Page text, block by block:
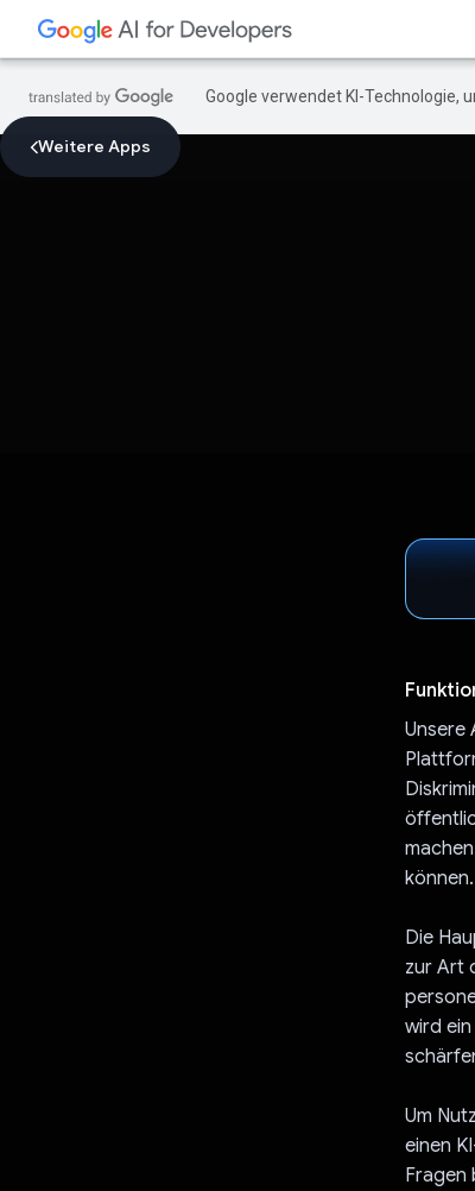
Google verwendet KI-Technologie,
Weitere Apps
Unsere
können.
Die
zur Art
wird
Um
einen
Fragen